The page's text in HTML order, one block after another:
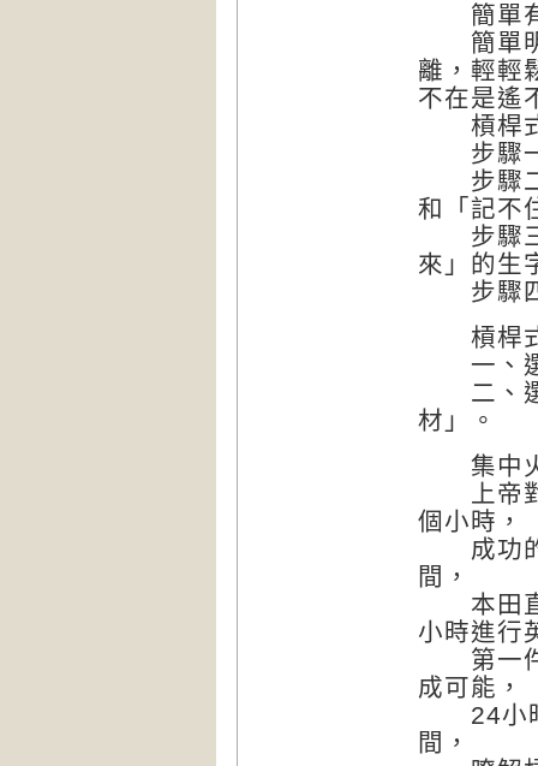
簡單有
簡單明
離，輕輕
不在是遙
槓桿式
步驟一
步驟二
和「記不
步驟三
來」的生
步驟四
槓桿式
一、選
二、選
材」。
集中火
上帝對
個小時，
成功的
間，
本田直
小時進行
第一件
成可能，
24小時
間，